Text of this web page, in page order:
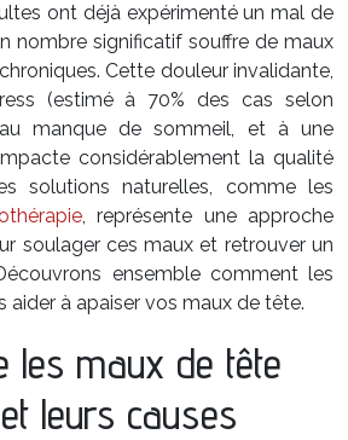
ont déjà expérimenté un mal de
nombre significatif souffre de maux
Cette douleur invalidante,
(estimé à 70% des cas selon
manque de sommeil, et à une
considérablement la qualité
solutions naturelles, comme les
, représente une approche
soulager ces maux et retrouver un
ensemble comment les
aider à apaiser vos maux de tête.
les maux de tête
leurs causes